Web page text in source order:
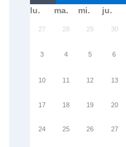
lu. ma. mi. ju.
27 28 29 30
3 4 5 6
10 11 12 13
17 18 19 20
24 25 26 27